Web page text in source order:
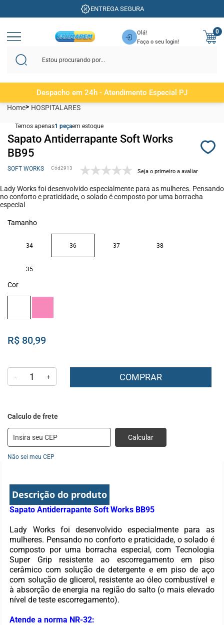
ENTREGA SEGURA
Olá!
Faça o seu login!
0
Despacho em 24h - Atendimento Especial PJ
Home HOSPITALARES
Temos apenas1 em estoque
Sapato Antiderrapante Soft Works
BB95
SOFT WORKS 2913 Seja o primeiro a avaliar
Lady Works foi desenvolvido especialmente para as mulheres. Pensando
no conforto e praticidade, o solado é composto por uma borracha
especial
Tamanho
34 36 37 38
35
Cor
R$ 80,99
- + COMPRAR
Calcular
Não sei meu CEP
Descrição do produto
Sapato Antiderrapante Soft Works BB95
Lady Works foi desenvolvido especialmente para as
mulheres. Pensando no conforto e praticidade, o solado é
composto por uma borracha especial, com Tecnologia
Super Grip resistente ao escorregamento em piso
cerâmico com solução de detergente e em piso de aço
com solução de glicerol, resistente ao óleo combustível e
à absorção de energia na região do salto (o mais elevado
nível de teste escorregamento).
Atende a norma NR-32: